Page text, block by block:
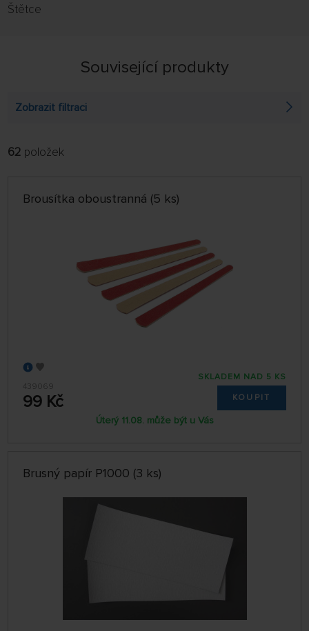
Štětce
Související produkty
Zobrazit filtraci
FILTROVAT:
64 NA STRÁNCE
62 položek
Brousítka oboustranná (5 ks)
439069
99 Kč
SKLADEM NAD 5 KS
KOUPIT
Úterý 11.08. může být u Vás
Brusný papír P1000 (3 ks)